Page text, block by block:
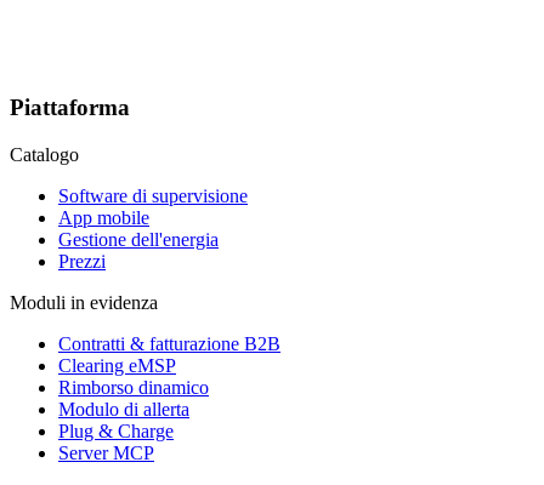
Piattaforma
Catalogo
Software di supervisione
App mobile
Gestione dell'energia
Prezzi
Moduli in evidenza
Contratti & fatturazione B2B
Clearing eMSP
Rimborso dinamico
Modulo di allerta
Plug & Charge
Server MCP